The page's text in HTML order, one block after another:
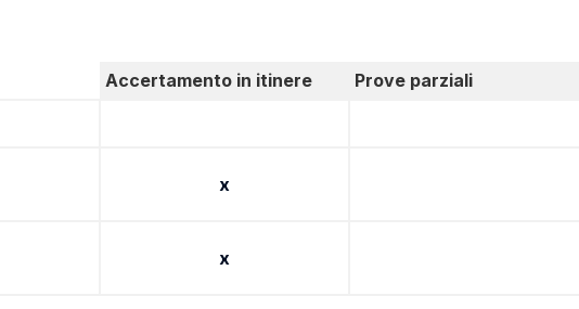
Accertamento in itinere Prove parziali
x
x